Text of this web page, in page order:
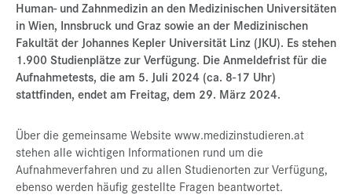
Human- und Zahnmedizin an den Medizinischen Universitäten
in Wien, Innsbruck und Graz sowie an der Medizinischen
Fakultät der Johannes Kepler Universität Linz (JKU). Es stehen
1.900 Studienplätze zur Verfügung. Die Anmeldefrist für die
Aufnahmetests, die am 5. Juli 2024 (ca. 8-17 Uhr)
stattfinden, endet am Freitag, dem 29. März 2024.
Über die gemeinsame Website www.medizinstudieren.at
stehen alle wichtigen Informationen rund um die
Aufnahmeverfahren und zu allen Studienorten zur Verfügung,
ebenso werden häufig gestellte Fragen beantwortet.